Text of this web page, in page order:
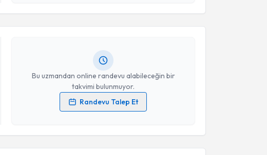
Takvim Talebini Gönder
Bu uzmandan online randevu alabileceğin bir
takvimi bulunmuyor.
Randevu Talep Et
Kişisel verilerimin işlenmesine ilişkinAydınlatma Metni
işlenmesini kabul ediyorum.
Randevu Takvimi Talebi